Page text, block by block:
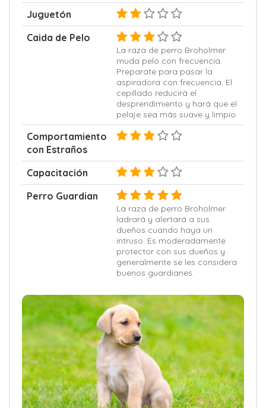
Juguetón
Caida de Pelo
La raza de perro Broholmer
muda pelo con frecuencia.
Preparate para pasar la
aspiradora con frecuencia. El
cepillado reducirá el
desprendimiento y hará que el
pelaje sea más suave y limpio.
Comportamiento
con Estraños
Capacitación
Perro Guardian
La raza de perro Broholmer
ladrará y alertará a sus
dueños cuando haya un
intruso. Es moderadamente
protector con sus dueños y
generalmente se les considera
buenos guardianes.